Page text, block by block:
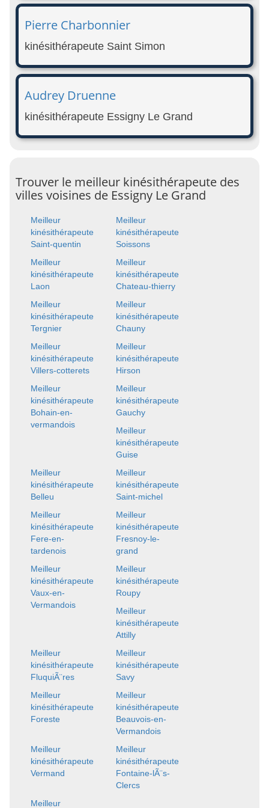
Pierre Charbonnier
kinésithérapeute Saint Simon
Audrey Druenne
kinésithérapeute Essigny Le Grand
Trouver le meilleur kinésithérapeute des
villes voisines de Essigny Le Grand
Meilleur
kinésithérapeute
Saint-quentin
Meilleur
kinésithérapeute
Soissons
Meilleur
kinésithérapeute
Laon
Meilleur
kinésithérapeute
Chateau-thierry
Meilleur
kinésithérapeute
Tergnier
Meilleur
kinésithérapeute
Chauny
Meilleur
kinésithérapeute
Villers-cotterets
Meilleur
kinésithérapeute
Hirson
Meilleur
kinésithérapeute
Bohain-en-
vermandois
Meilleur
kinésithérapeute
Gauchy
Meilleur
kinésithérapeute
Guise
Meilleur
kinésithérapeute
Belleu
Meilleur
kinésithérapeute
Saint-michel
Meilleur
kinésithérapeute
Fere-en-
tardenois
Meilleur
kinésithérapeute
Fresnoy-le-
grand
Meilleur
kinésithérapeute
Vaux-en-
Vermandois
Meilleur
kinésithérapeute
Roupy
Meilleur
kinésithérapeute
Attilly
Meilleur
kinésithérapeute
FluquiÃ¨res
Meilleur
kinésithérapeute
Savy
Meilleur
kinésithérapeute
Foreste
Meilleur
kinésithérapeute
Beauvois-en-
Vermandois
Meilleur
kinésithérapeute
Vermand
Meilleur
kinésithérapeute
Fontaine-lÃ¨s-
Clercs
Meilleur